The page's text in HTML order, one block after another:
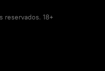
reservados. 18+